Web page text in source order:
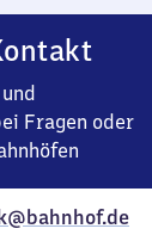
Fragen oder